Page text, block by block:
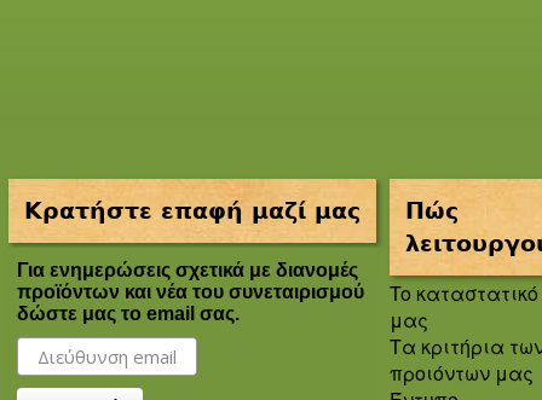
Κρατήστε επαφή μαζί μας
Για ενημερώσεις σχετικά με διανομές
προϊόντων και νέα του συνεταιρισμού
δώστε μας το email σας.
Πώς
To καταστατικό
μας
Τα κριτήρια
προιόντων μας